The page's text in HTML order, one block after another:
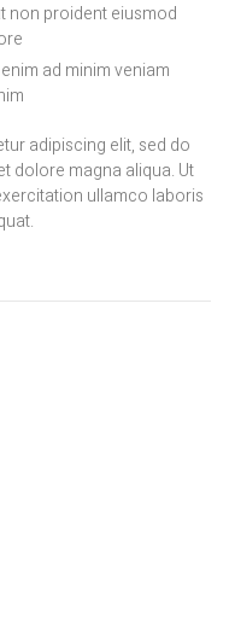
non proident eiusmod
ad minim veniam
adipiscing elit, sed do
dolore magna aliqua. Ut
ullamco laboris